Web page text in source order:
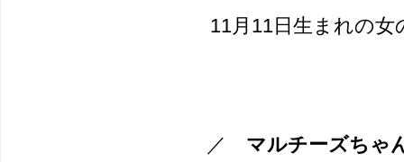
11月11日生まれの女
／ マルチーズち